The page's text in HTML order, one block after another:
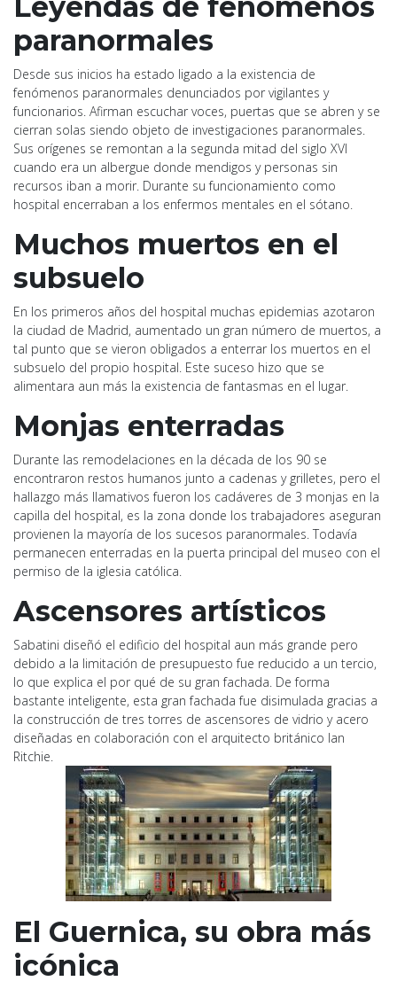
paranormales
Desde sus inicios ha estado ligado a la existencia de
fenómenos paranormales denunciados por vigilantes y
funcionarios. Afirman escuchar voces, puertas que se abren y se
cierran solas siendo objeto de investigaciones paranormales.
Sus orígenes se remontan a la segunda mitad del siglo XVI
cuando era un albergue donde mendigos y personas sin
recursos iban a morir. Durante su funcionamiento como
hospital encerraban a los enfermos mentales en el sótano.
Muchos muertos en el
subsuelo
En los primeros años del hospital muchas epidemias azotaron
la ciudad de Madrid, aumentado un gran número de muertos, a
tal punto que se vieron obligados a enterrar los muertos en el
subsuelo del propio hospital. Este suceso hizo que se
alimentara aun más la existencia de fantasmas en el lugar.
Monjas enterradas
Durante las remodelaciones en la década de los 90 se
encontraron restos humanos junto a cadenas y grilletes, pero el
hallazgo más llamativos fueron los cadáveres de 3 monjas en la
capilla del hospital, es la zona donde los trabajadores aseguran
provienen la mayoría de los sucesos paranormales. Todavía
permanecen enterradas en la puerta principal del museo con el
permiso de la iglesia católica.
Ascensores artísticos
Sabatini diseñó el edificio del hospital aun más grande pero
debido a la limitación de presupuesto fue reducido a un tercio,
lo que explica el por qué de su gran fachada. De forma
bastante inteligente, esta gran fachada fue disimulada gracias a
la construcción de tres torres de ascensores de vidrio y acero
diseñadas en colaboración con el arquitecto británico Ian
Ritchie.
El Guernica, su obra más
icónica